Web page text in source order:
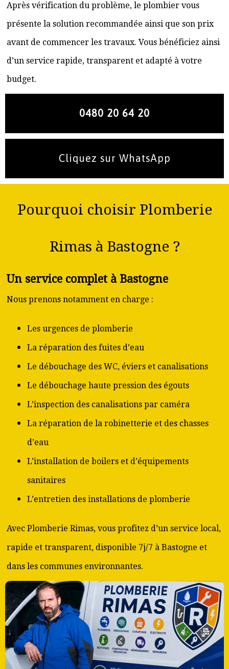
Après vérification du problème, le plombier vous
présente la solution recommandée ainsi que son prix
avant de commencer les travaux. Vous bénéficiez ainsi
d’un service rapide, transparent et adapté à votre
budget.
0480 20 64 20
Cliquez sur WhatsApp
Pourquoi choisir Plomberie
Rimas à Bastogne ?
Un service complet à Bastogne
Nous prenons notamment en charge :
Les urgences de plomberie
La réparation des fuites d’eau
Le débouchage des WC, éviers et canalisations
Le débouchage haute pression des égouts
L’inspection des canalisations par caméra
La réparation de la robinetterie et des chasses
d’eau
L’installation de boilers et d’équipements
sanitaires
L’entretien des installations de plomberie
Avec Plomberie Rimas, vous profitez d’un service local,
rapide et transparent, disponible 7j/7 à Bastogne et
dans les communes environnantes.